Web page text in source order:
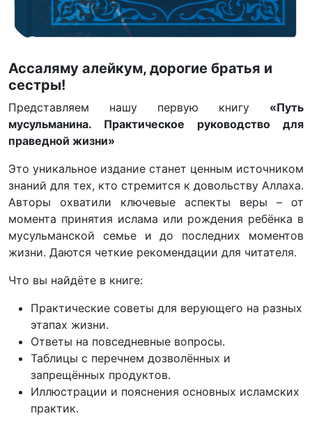
Ассаляму алейкум, дорогие братья и
сестры!
Представляем нашу первую книгу «Путь
мусульманина. Практическое руководство для
праведной жизни»
Это уникальное издание станет ценным источником
знаний для тех, кто стремится к довольству Аллаха.
Авторы охватили ключевые аспекты веры – от
момента принятия ислама или рождения ребёнка в
мусульманской семье и до последних моментов
жизни. Даются четкие рекомендации для читателя.
Что вы найдёте в книге:
Практические советы для верующего на разных
этапах жизни.
Ответы на повседневные вопросы.
Таблицы с перечнем дозволённых и
запрещённых продуктов.
Иллюстрации и пояснения основных исламских
практик.